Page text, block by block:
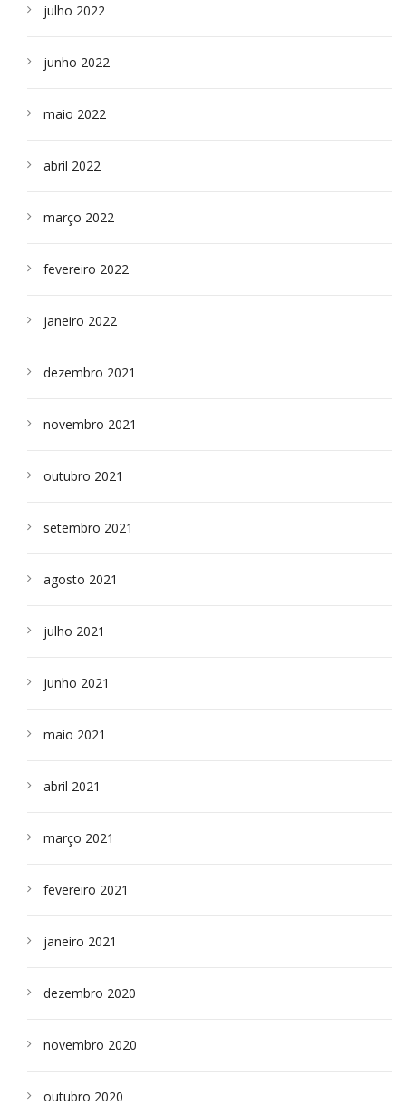
julho 2022
junho 2022
maio 2022
abril 2022
março 2022
fevereiro 2022
janeiro 2022
dezembro 2021
novembro 2021
outubro 2021
setembro 2021
agosto 2021
julho 2021
junho 2021
maio 2021
abril 2021
março 2021
fevereiro 2021
janeiro 2021
dezembro 2020
novembro 2020
outubro 2020